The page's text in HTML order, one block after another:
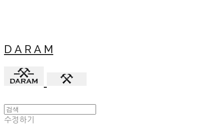
D A R A M
수정하기